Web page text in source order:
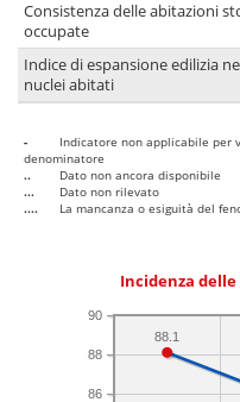
Consistenza delle abitazioni
occupate
Indice di espansione edilizia
nuclei abitati
-
Indicatore non applicabile per
denominatore
..
Dato non ancora disponibile
...
Dato non rilevato
....
La mancanza o esiguità del
Incidenza
86
88
90
88.1